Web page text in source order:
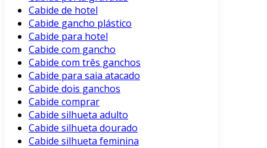
Cabide de hotel
Cabide gancho plástico
Cabide para hotel
Cabide com gancho
Cabide com três ganchos
Cabide para saia atacado
Cabide dois ganchos
Cabide comprar
Cabide silhueta adulto
Cabide silhueta dourado
Cabide silhueta feminina